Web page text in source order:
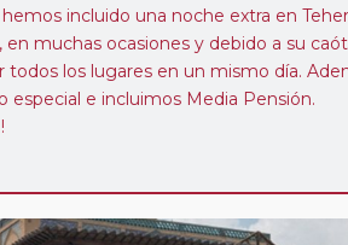
incluido una noche extra en
en muchas ocasiones y debido a su
los lugares en un mismo día.
especial e incluimos Media Pensión.